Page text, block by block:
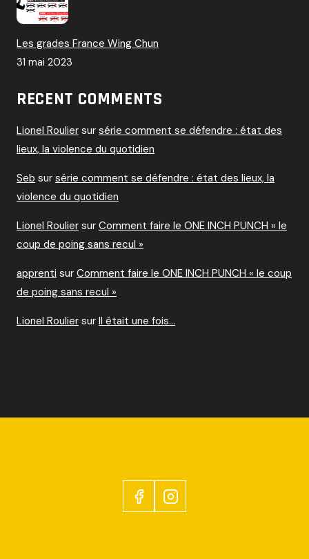
Les grades France Wing Chun
31 mai 2023
RECENT COMMENTS
Lionel Roulier sur série comment se défendre : état des
lieux, la violence du quotidien
Seb sur série comment se défendre : état des lieux, la
violence du quotidien
Lionel Roulier sur Comment faire le ONE INCH PUNCH « le
coup de poing sans recul »
apprenti sur Comment faire le ONE INCH PUNCH « le coup
de poing sans recul »
Lionel Roulier sur Il était une fois…